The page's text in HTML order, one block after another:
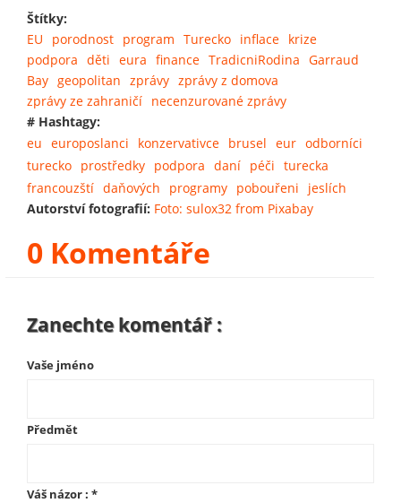
Štítky:
EU
porodnost program Turecko inflace krize
podpora děti eura finance TradicniRodina Garraud
Bay geopolitan zprávy zprávy z domova
zprávy ze zahraničí necenzurované zprávy
# Hashtagy:
eu europoslanci konzervativce brusel eur odborníci
turecko prostředky podpora daní péči turecka
francouzští daňových programy pobouřeni
jeslích
Autorství fotografií: Foto: sulox32 from Pixabay
0 Komentáře
Zanechte komentář :
Vaše jméno
Předmět
Váš názor : *